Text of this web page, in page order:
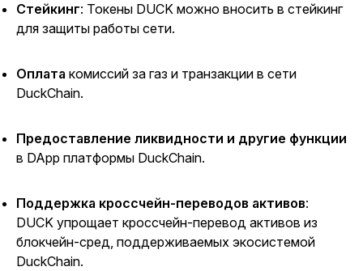
Стейкинг: Токены DUCK можно вносить в стейкинг
для защиты работы сети.
Оплата комиссий за газ и транзакции в сети
DuckChain.
Предоставление ликвидности и другие функции
в DApp платформы DuckChain.
Поддержка кроссчейн-переводов активов:
DUCK упрощает кроссчейн-перевод активов из
блокчейн-сред, поддерживаемых экосистемой
DuckChain.